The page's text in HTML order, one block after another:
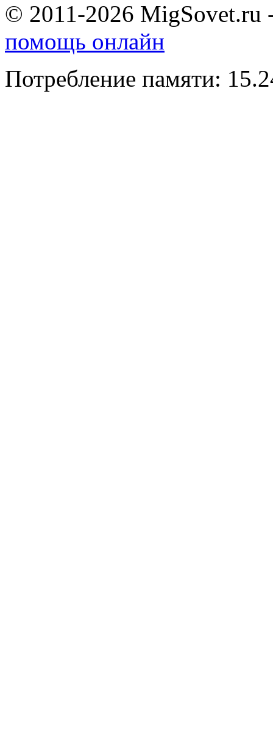
© 2011-2026 MigSovet.ru
помощь онлайн
Потребление памяти: